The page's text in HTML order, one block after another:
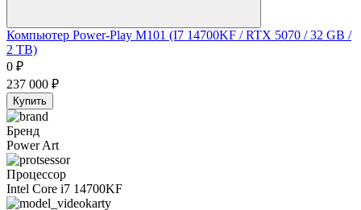
Компьютер Power-Play M101 (I7 14700KF / RTX 5070 / 32 GB /
2 TB)
0 ₽
237 000 ₽
Купить
Бренд
Power Art
Процессор
Intel Core i7 14700KF